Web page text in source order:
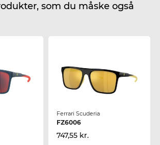
som du måske også
Ferrari Scuderia
FZ6006
747,55 kr.